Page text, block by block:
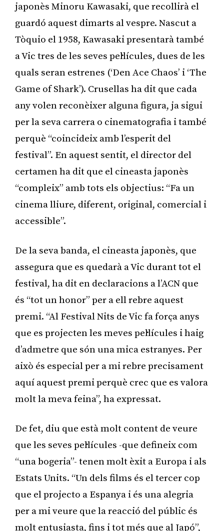
japonès Minoru Kawasaki, que recollirà el
guardó aquest dimarts al vespre. Nascut a
Tòquio el 1958, Kawasaki presentarà també
a Vic tres de les seves pel·lícules, dues de les
quals seran estrenes (‘Den Ace Chaos’ i ‘The
Game of Shark’). Crusellas ha dit que cada
any volen reconèixer alguna figura, ja sigui
per la seva carrera o cinematografia i també
perquè “coincideix amb l’esperit del
festival”. En aquest sentit, el director del
certamen ha dit que el cineasta japonès
“compleix” amb tots els objectius: “Fa un
cinema lliure, diferent, original, comercial i
accessible”.
De la seva banda, el cineasta japonès, que
assegura que es quedarà a Vic durant tot el
festival, ha dit en declaracions a l’ACN que
és “tot un honor” per a ell rebre aquest
premi. “Al Festival Nits de Vic fa força anys
que es projecten les meves pel·lícules i haig
d’admetre que són una mica estranyes. Per
això és especial per a mi rebre precisament
aquí aquest premi perquè crec que es valora
molt la meva feina”, ha expressat.
De fet, diu que està molt content de veure
que les seves pel·lícules -que defineix com
“una bogeria”- tenen molt èxit a Europa i als
Estats Units. “Un dels films és el tercer cop
que el projecto a Espanya i és una alegria
per a mi veure que la reacció del públic és
molt entusiasta, fins i tot més que al Japó”,